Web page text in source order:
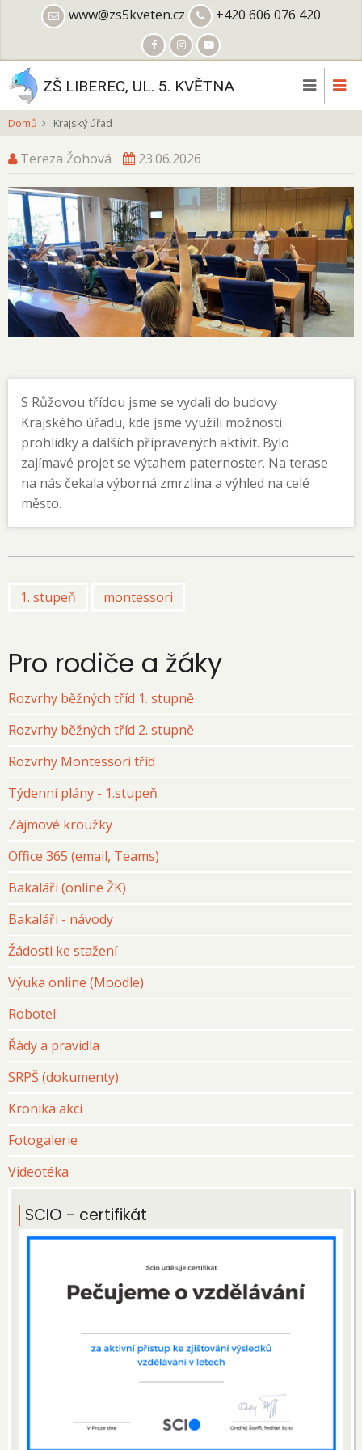
obsahu
www@zs5kveten.cz +420 606 076 420
ZŠ LIBEREC, UL. 5. KVĚTNA
Domů Krajský úřad
Tereza Žohová 23.06.2026
S Růžovou třídou jsme se vydali do budovy
Krajského úřadu, kde jsme využili možnosti
prohlídky a dalších připravených aktivit. Bylo
zajímavé projet se výtahem paternoster. Na terase
na nás čekala výborná zmrzlina a výhled na celé
město.
1. stupeň montessori
Pro rodiče a žáky
Rozvrhy běžných tříd 1. stupně
Rozvrhy běžných tříd 2. stupně
Rozvrhy Montessori tříd
Týdenní plány - 1.stupeň
Zájmové kroužky
Office 365 (email, Teams)
Bakaláři (online ŽK)
Bakaláři - návody
Žádosti ke stažení
Výuka online (Moodle)
Robotel
Řády a pravidla
SRPŠ (dokumenty)
Kronika akcí
Fotogalerie
Videotéka
SCIO - certifikát